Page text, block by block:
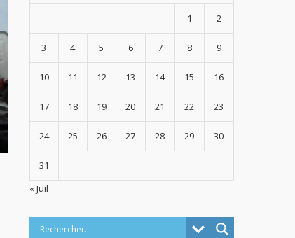
1 2
3 4 5 6 7 8 9
10 11 12 13 14 15 16
17 18 19 20 21 22 23
24 25 26 27 28 29 30
31
« Juil